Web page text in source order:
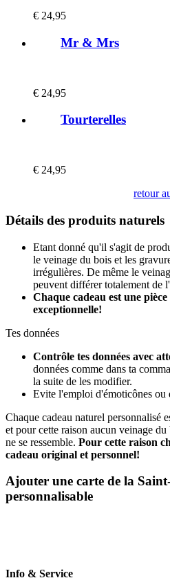
€ 24,95
Mr & Mrs
€ 24,95
Tourterelles
€ 24,95
retour
Détails des produits naturels
Etant donné qu'il s'agit de
le veinage du bois et les
irrégulières. De même le
peuvent différer totalement de
Chaque cadeau est une
exceptionnelle!
Tes données
Contrôle tes données avec
données comme dans ta
la suite de les modifier.
Evite l'emploi d'émoticônes ou
Chaque cadeau naturel personnalisé
et pour cette raison aucun veinage
ne se ressemble. Pour cette raison
cadeau original et personnel!
Ajouter une carte de la
personnalisable
Info & Service